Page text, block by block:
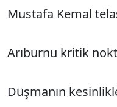
Mustafa Kemal
Arıburnu kritik
Düşmanın